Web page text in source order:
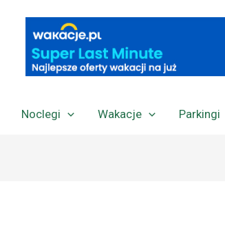
Noclegi Wakacje Parkingi